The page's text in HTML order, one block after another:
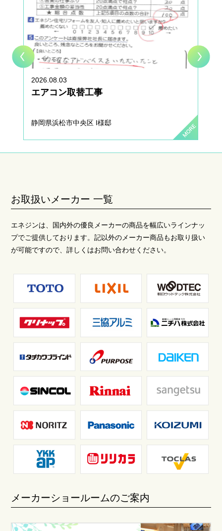
2026.08.03
エアコン取替工事
静岡県浜松市中央区 I様邸
お取扱いメーカー 一覧
エネジンは、国内外の優良メーカーの商品を幅広いラインナッ
プでご提供しております。記以外のメーカー商品もお取り扱い
が可能ですので、詳しくはお問い合わせください。
メーカーショールームのご案内